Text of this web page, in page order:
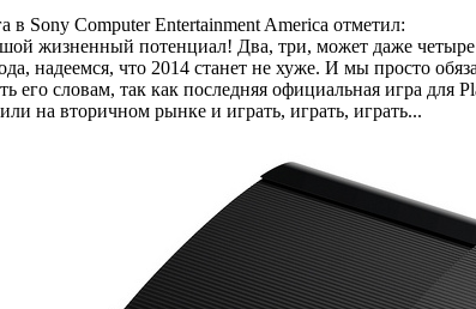
в Sony Computer Entertainment America отметил:
жизненный потенциал! Два, три, может даже четыре
надеемся, что 2014 станет не хуже. И мы просто
его словам, так как последняя официальная игра
на вторичном рынке и играть, играть, играть...